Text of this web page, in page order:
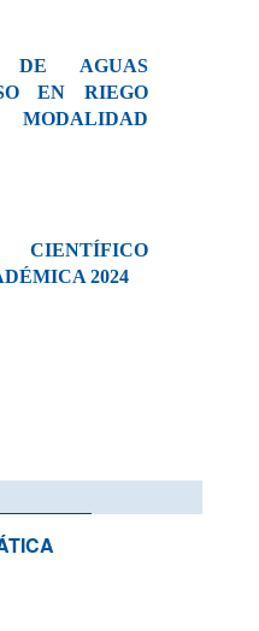
DE AGUAS
EN RIEGO
2024